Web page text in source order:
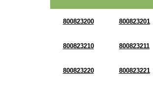
800823200 800823201
800823210 800823211
800823220 800823221